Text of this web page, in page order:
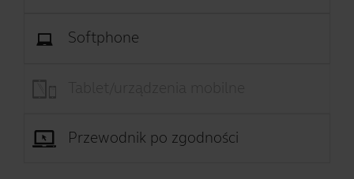
Softphone
Przewodnik po zgodności